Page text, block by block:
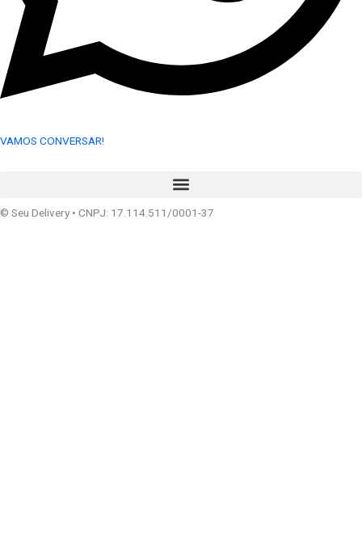
VAMOS CONVERSAR!
© Seu Delivery • CNPJ: 17.114.511/0001-37